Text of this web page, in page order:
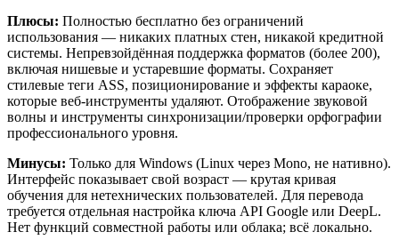
Плюсы: Полностью бесплатно без ограничений
использования — никаких платных стен, никакой кредитной
системы. Непревзойдённая поддержка форматов (более 200),
включая нишевые и устаревшие форматы. Сохраняет
стилевые теги ASS, позиционирование и эффекты караоке,
которые веб-инструменты удаляют. Отображение звуковой
волны и инструменты синхронизации/проверки орфографии
профессионального уровня.
Минусы: Только для Windows (Linux через Mono, не нативно).
Интерфейс показывает свой возраст — крутая кривая
обучения для нетехнических пользователей. Для перевода
требуется отдельная настройка ключа API Google или DeepL.
Нет функций совместной работы или облака; всё локально.